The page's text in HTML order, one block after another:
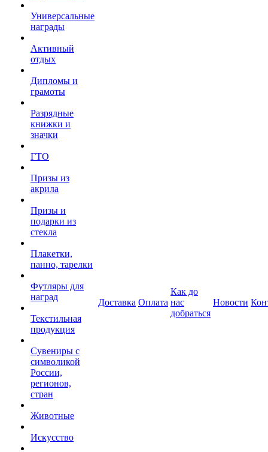
Универсальные
награды
Активный
отдых
Дипломы и
грамоты
Разрядные
книжки и
значки
ГТО
Призы из
акрила
Призы и
подарки из
стекла
Плакетки,
панно, тарелки
Футляры для
наград
Текстильная
продукция
Сувениры с
символикой
России,
регионов,
стран
Животные
Искусство
Доставка Оплата
Как до
нас
добраться
Новости